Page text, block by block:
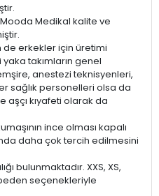
Medikal kalite ve
erkekler için üretimi
takımların genel
anestezi teknisyenleri,
sağlık personelleri olsa da
aşçı kıyafeti olarak da
ince olması kapalı
daha çok tercih edilmesini
bulunmaktadır. XXS, XS,
beden seçenekleriyle